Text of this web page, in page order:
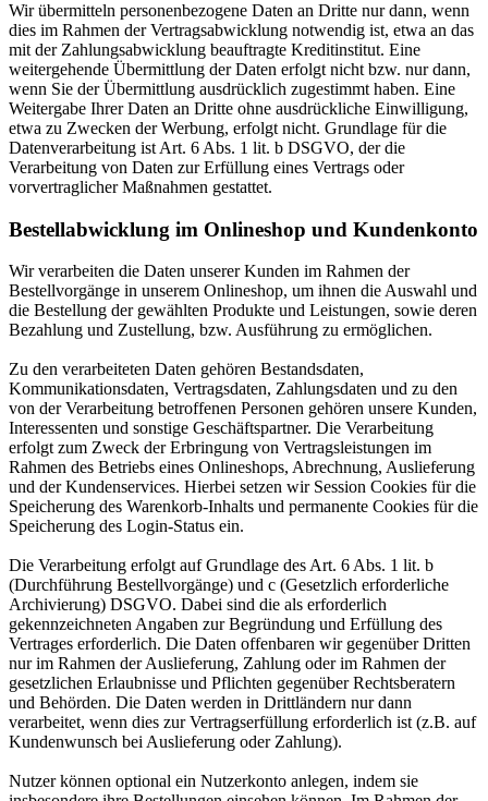
Wir übermitteln personenbezogene Daten an Dritte nur dann, wenn
dies im Rahmen der Vertragsabwicklung notwendig ist, etwa an das
mit der Zahlungsabwicklung beauftragte Kreditinstitut. Eine
weitergehende Übermittlung der Daten erfolgt nicht bzw. nur dann,
wenn Sie der Übermittlung ausdrücklich zugestimmt haben. Eine
Weitergabe Ihrer Daten an Dritte ohne ausdrückliche Einwilligung,
etwa zu Zwecken der Werbung, erfolgt nicht. Grundlage für die
Datenverarbeitung ist Art. 6 Abs. 1 lit. b DSGVO, der die
Verarbeitung von Daten zur Erfüllung eines Vertrags oder
vorvertraglicher Maßnahmen gestattet.
Bestellabwicklung im Onlineshop und Kundenkonto
Wir verarbeiten die Daten unserer Kunden im Rahmen der
Bestellvorgänge in unserem Onlineshop, um ihnen die Auswahl und
die Bestellung der gewählten Produkte und Leistungen, sowie deren
Bezahlung und Zustellung, bzw. Ausführung zu ermöglichen.
Zu den verarbeiteten Daten gehören Bestandsdaten,
Kommunikationsdaten, Vertragsdaten, Zahlungsdaten und zu den
von der Verarbeitung betroffenen Personen gehören unsere Kunden,
Interessenten und sonstige Geschäftspartner. Die Verarbeitung
erfolgt zum Zweck der Erbringung von Vertragsleistungen im
Rahmen des Betriebs eines Onlineshops, Abrechnung, Auslieferung
und der Kundenservices. Hierbei setzen wir Session Cookies für die
Speicherung des Warenkorb-Inhalts und permanente Cookies für die
Speicherung des Login-Status ein.
Die Verarbeitung erfolgt auf Grundlage des Art. 6 Abs. 1 lit. b
(Durchführung Bestellvorgänge) und c (Gesetzlich erforderliche
Archivierung) DSGVO. Dabei sind die als erforderlich
gekennzeichneten Angaben zur Begründung und Erfüllung des
Vertrages erforderlich. Die Daten offenbaren wir gegenüber Dritten
nur im Rahmen der Auslieferung, Zahlung oder im Rahmen der
gesetzlichen Erlaubnisse und Pflichten gegenüber Rechtsberatern
und Behörden. Die Daten werden in Drittländern nur dann
verarbeitet, wenn dies zur Vertragserfüllung erforderlich ist (z.B. auf
Kundenwunsch bei Auslieferung oder Zahlung).
Nutzer können optional ein Nutzerkonto anlegen, indem sie